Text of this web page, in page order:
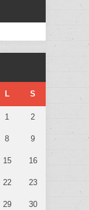
L S
1 2
8 9
15 16
22 23
29 30